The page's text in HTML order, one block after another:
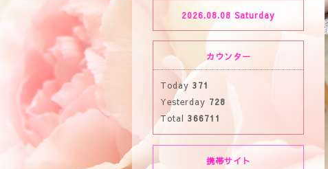
2026.08.08 Saturday
カウンター
Today 371
Yesterday 728
Total 366711
携帯サイト